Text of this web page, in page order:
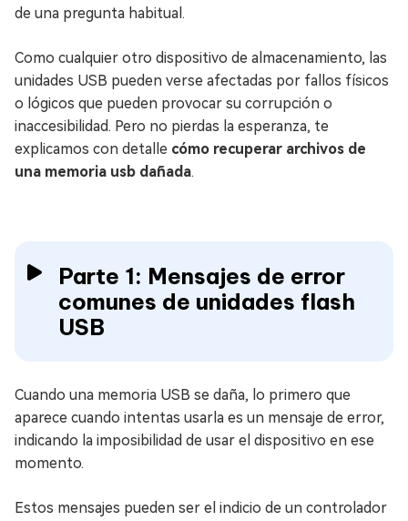
de una pregunta habitual.
Como cualquier otro dispositivo de almacenamiento, las
unidades USB pueden verse afectadas por fallos físicos
o lógicos que pueden provocar su corrupción o
inaccesibilidad. Pero no pierdas la esperanza, te
explicamos con detalle cómo recuperar archivos de
una memoria usb dañada.
Parte 1: Mensajes de error
comunes de unidades flash
USB
Cuando una memoria USB se daña, lo primero que
aparece cuando intentas usarla es un mensaje de error,
indicando la imposibilidad de usar el dispositivo en ese
momento.
Estos mensajes pueden ser el indicio de un controlador